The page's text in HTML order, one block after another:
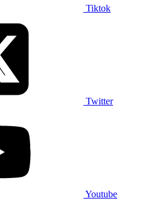
Tiktok
Twitter
Youtube